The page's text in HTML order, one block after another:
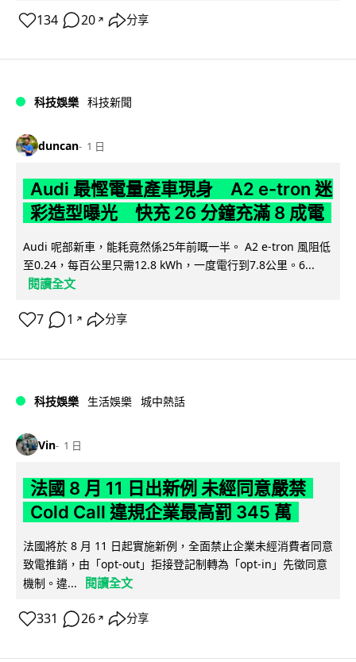
134 20 ↗ 分享
科技娛樂 科技新聞
duncan 1 日
Audi 最慳電量產車現身 A2 e-tron 迷
彩造型曝光 快充 26 分鐘充滿 8 成電
Audi 呢部新車，能耗竟然係25年前嘅一半。 A2 e-tron 風阻低
至0.24，每百公里只需12.8 kWh，一度電行到7.8公里。6...
閱讀全文
7 1 ↗ 分享
科技娛樂 生活娛樂 城中熱話
Vin 1 日
法國 8 月 11 日出新例 未經同意嚴禁
Cold Call 違規企業最高罰 345 萬
法國將於 8 月 11 日起實施新例，全面禁止企業未經消費者同意
致電推銷，由「opt-out」拒接登記制轉為「opt-in」先徵同意
機制。違...
閱讀全文
331 26 ↗ 分享